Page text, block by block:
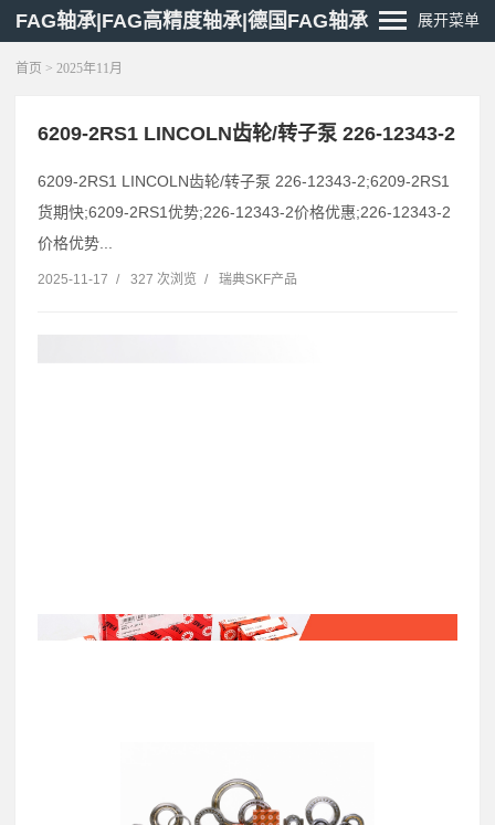
FAG轴承|FAG高精度轴承|德国FAG轴承 展开菜单
首页 > 2025年11月
6209-2RS1 LINCOLN齿轮/转子泵 226-12343-2
6209-2RS1 LINCOLN齿轮/转子泵 226-12343-2;6209-2RS1
货期快;6209-2RS1优势;226-12343-2价格优惠;226-12343-2
价格优势...
2025-11-17 / 327 次浏览 / 瑞典SKF产品